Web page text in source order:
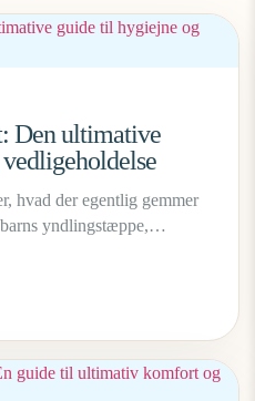
Den ultimative
hvad der egentlig gemmer
yndlingstæppe,…